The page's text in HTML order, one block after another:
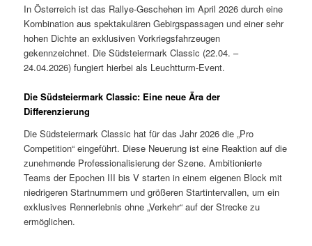
In Österreich ist das Rallye-Geschehen im April 2026 durch eine
Kombination aus spektakulären Gebirgspassagen und einer sehr
hohen Dichte an exklusiven Vorkriegsfahrzeugen
gekennzeichnet. Die Südsteiermark Classic (22.04. –
24.04.2026) fungiert hierbei als Leuchtturm-Event.
Die Südsteiermark Classic: Eine neue Ära der
Differenzierung
Die Südsteiermark Classic hat für das Jahr 2026 die „Pro
Competition“ eingeführt. Diese Neuerung ist eine Reaktion auf die
zunehmende Professionalisierung der Szene. Ambitionierte
Teams der Epochen III bis V starten in einem eigenen Block mit
niedrigeren Startnummern und größeren Startintervallen, um ein
exklusives Rennerlebnis ohne „Verkehr“ auf der Strecke zu
ermöglichen.